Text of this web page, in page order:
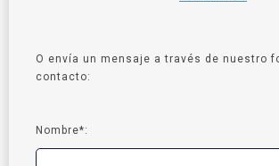
O envía un mensaje a través de nuestro
contacto:
Nombre*: